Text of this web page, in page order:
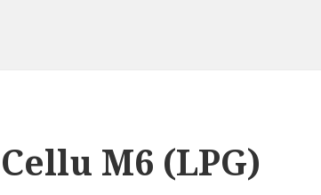
Cellu M6 (LPG)